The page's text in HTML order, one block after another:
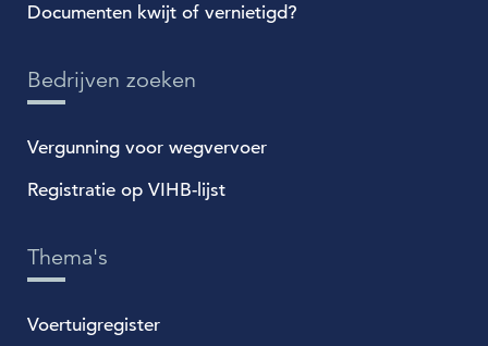
Documenten kwijt of vernietigd?
Bedrijven zoeken
Vergunning voor wegvervoer
Registratie op VIHB-lijst
Thema's
Voertuigregister